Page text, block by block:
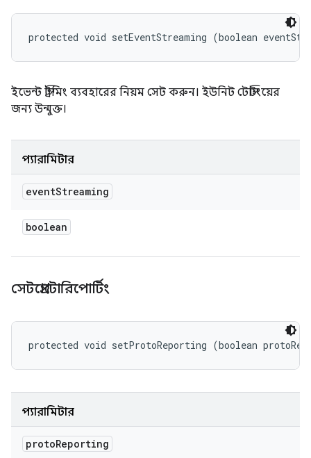
protected void setEventStreaming (boolean
ইভেন্ট স্ট্রিমিং ব্যবহারের নিয়ম সেট করুন। ইউনিট টেস্টিংয়ের
জন্য উন্মুক্ত।
প্যারামিটার
eventStreaming
boolean
সেটপ্রোটোরিপোর্টিং
protected void setProtoReporting (boolean
প্যারামিটার
protoReporting